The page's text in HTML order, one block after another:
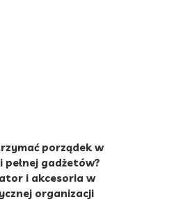
porządek w
pełnej gadżetów?
i akcesoria w
organizacji